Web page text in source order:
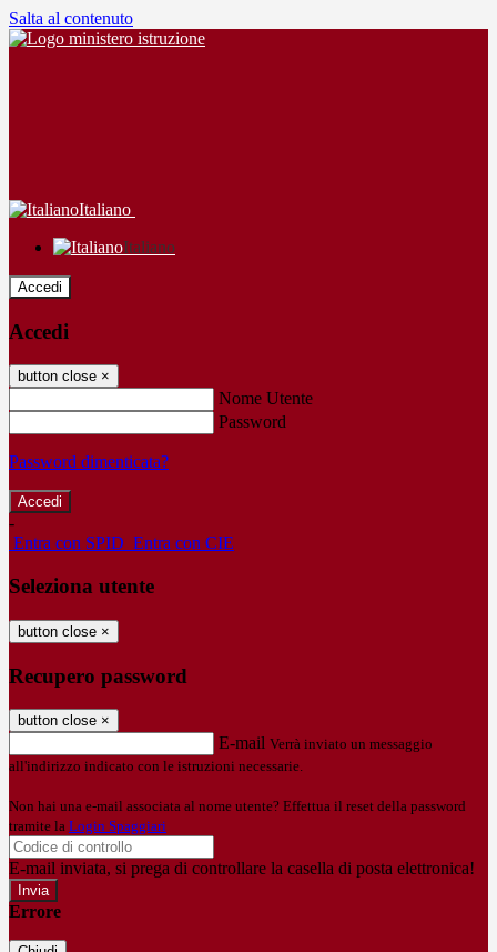
Salta al contenuto
Italiano
Italiano
Accedi
Accedi
button close ×
Nome Utente
Password
Password dimenticata?
-
Entra con SPID Entra con CIE
Seleziona utente
button close ×
Recupero password
button close ×
E-mail Verrà inviato un messaggio
all'indirizzo indicato con le istruzioni necessarie.
Non hai una e-mail associata al nome utente? Effettua il reset della password
tramite la Login Spaggiari
E-mail inviata, si prega di controllare la casella di posta elettronica!
Errore